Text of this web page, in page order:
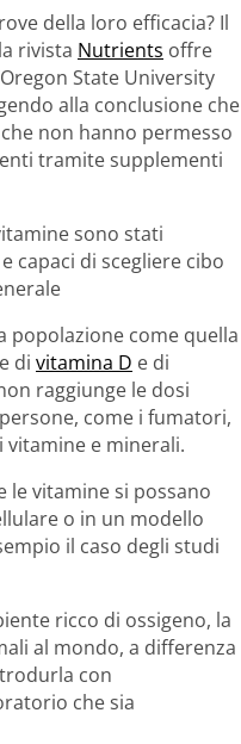
della loro efficacia? Il
rivista Nutrients offre
State University
alla conclusione che
non hanno permesso
tramite supplementi
sono stati
capaci di scegliere cibo
popolazione come quella
di vitamina D e di
raggiunge le dosi
come i fumatori,
vitamine e minerali.
vitamine si possano
o in un modello
il caso degli studi
ricco di ossigeno, la
al mondo, a differenza
con
che sia